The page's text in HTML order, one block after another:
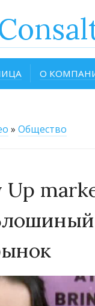
О
» Общество
Up